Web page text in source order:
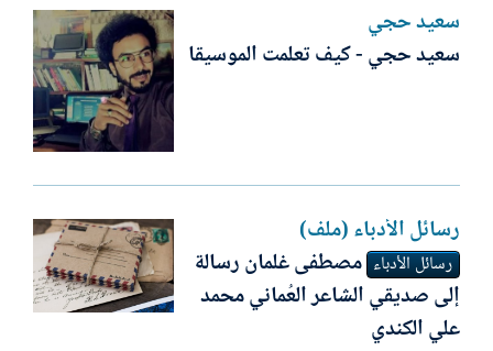
سعيد حجي
سعيد حجي - كيف تعلمت الموسيقا
رسائل الأدباء (ملف)
رسائل الأدباء مصطفى غلمان رسالة
إلى صديقي الشاعر العُماني محمد
علي الكندي